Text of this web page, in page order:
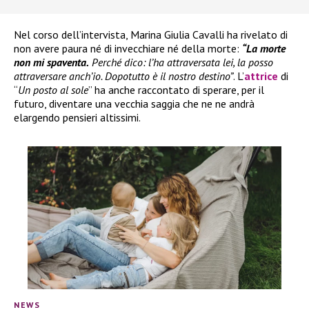
Nel corso dell’intervista, Marina Giulia Cavalli ha rivelato di
non avere paura né di invecchiare né della morte: “La morte
non mi spaventa. Perché dico: l’ha attraversata lei, la posso
attraversare anch’io. Dopotutto è il nostro destino”. L’attrice di
“Un posto al sole” ha anche raccontato di sperare, per il
futuro, diventare una vecchia saggia che ne ne andrà
elargendo pensieri altissimi.
NEWS